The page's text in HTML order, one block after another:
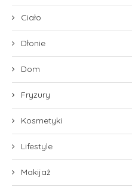
Ciało
Dłonie
Dom
Fryzury
Kosmetyki
Lifestyle
Makijaż